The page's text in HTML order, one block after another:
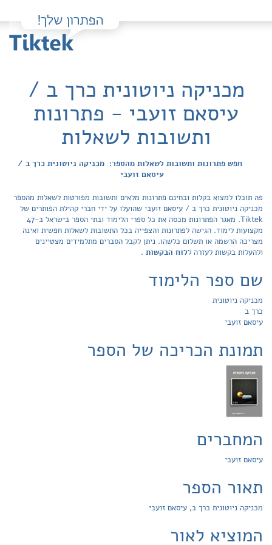
מכניקה ניוטונית כרך ב /
עיסאם זועבי - פתרונות
ותשובות לשאלות
חפש פתרונות ותשובות לשאלות מהספר: מכניקה ניוטונית כרך ב /
עיסאם זועבי
פה תוכלו למצוא בקלות ובחינם פתרונות מלאים ותשובות מפורטות לשאלות מהספר
מכניקה ניוטונית כרך ב / עיסאם זועבי שהועלו על ידי חברי קהילת הפותרים של
Tiktek. מאגר הפתרונות מכסה את כל ספרי הלימוד ובתי הספר בישראל ב-47
מקצועות לימוד. הגישה לפתרונות והצפייה בכל התשובות לשאלות חפשית ואינה
מצריכה הרשמה או תשלום כלשהו. ניתן לקבל הסברים מתלמידים מצטיינים
ולהעלות בקשות לעזרה ללוח הבקשות .
שם ספר הלימוד
מכניקה ניוטונית
כרך ב
עיסאם זועבי
תמונת הכריכה של הספר
המחברים
עיסאם זועבי
תאור הספר
מכניקה ניוטונית כרך ב, עיסאם זועבי
המוציא לאור